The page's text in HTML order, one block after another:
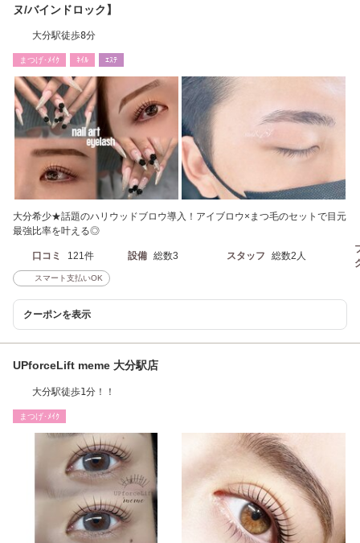
ヌ/バインドロック】
大分駅徒歩8分
まつげ･ﾒｲｸ ﾈｲﾙ ｴｽﾃ
大分希少★話題のハリウッドブロウ導入！アイブロウ×まつ毛のセットで目元
最強比率を叶える◎
口コミ 121件 設備 総数3 スタッフ 総数2人
スマート支払いOK
クーポンを表示
UPforceLift meme 大分駅店
大分駅徒歩1分！！
まつげ･ﾒｲｸ